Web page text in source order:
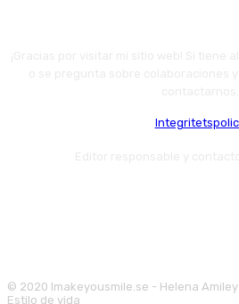
© 2020 Imakeyousmile.se - Helena
Estilo de vida